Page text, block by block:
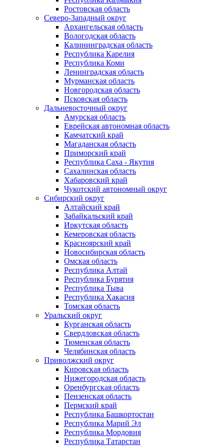
Ростовская область
Северо-Западный округ
Архангельская область
Вологодская область
Калининградская область
Республика Карелия
Республика Коми
Ленинградская область
Мурманская область
Новгородская область
Псковская область
Дальневосточный округ
Амурская область
Еврейская автономная область
Камчатский край
Магаданская область
Приморский край
Республика Саха - Якутия
Сахалинская область
Хабаровский край
Чукотский автономный округ
Сибирский округ
Алтайский край
Забайкальский край
Иркутская область
Кемеровская область
Красноярский край
Новосибирская область
Омская область
Республика Алтай
Республика Бурятия
Республика Тыва
Республика Хакасия
Томская область
Уральский округ
Курганская область
Свердловская область
Тюменская область
Челябинская область
Приволжский округ
Кировская область
Нижегородская область
Оренбургская область
Пензенская область
Пермский край
Республика Башкортостан
Республика Марий Эл
Республика Мордовия
Республика Татарстан